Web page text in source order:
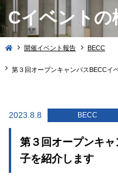
Cイベントの
開催イベント報告 BECC
第３回オープンキャンパスBECCイ
2023.8.8 BECC
第３回オープンキ
子を紹介します